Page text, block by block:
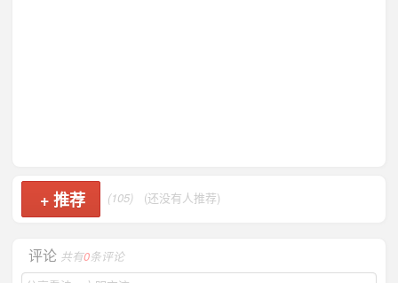
+推荐 (105) (还没有人推荐)
评论 共有0条评论